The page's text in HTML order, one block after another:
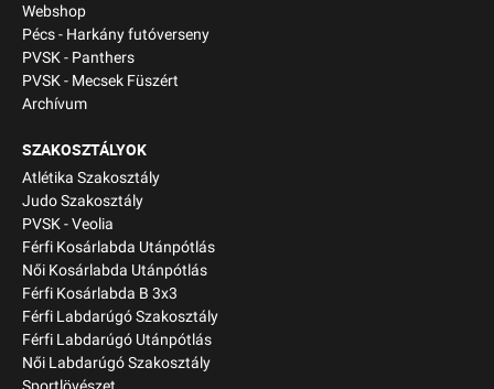
Webshop
Pécs - Harkány futóverseny
PVSK - Panthers
PVSK - Mecsek Füszért
Archívum
SZAKOSZTÁLYOK
Atlétika Szakosztály
Judo Szakosztály
PVSK - Veolia
Férfi Kosárlabda Utánpótlás
Női Kosárlabda Utánpótlás
Férfi Kosárlabda B 3x3
Férfi Labdarúgó Szakosztály
Férfi Labdarúgó Utánpótlás
Női Labdarúgó Szakosztály